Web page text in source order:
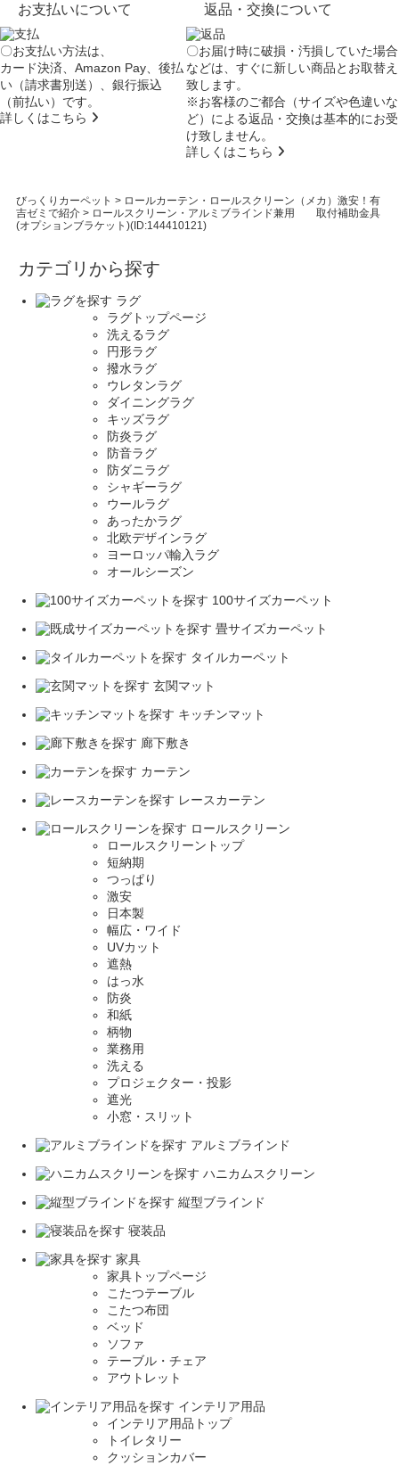
お支払いについて
〇お支払い方法は、
カード決済、Amazon Pay、後払
い（請求書別送）、銀行振込
（前払い）です。
詳しくはこちら
返品・交換について
〇お届け時に破損・汚損していた場合
などは、すぐに新しい商品とお取替え
致します。
※お客様のご都合（サイズや色違いな
ど）による返品・交換は基本的にお受
け致しません。
詳しくはこちら
びっくりカーペット > ロールカーテン・ロールスクリーン（メカ）激安！有
吉ゼミで紹介> ロールスクリーン・アルミブラインド兼用 取付補助金具
(オプションブラケット)(ID:144410121)
カテゴリから探す
ラグ
ラグトップページ
洗えるラグ
円形ラグ
撥水ラグ
ウレタンラグ
ダイニングラグ
キッズラグ
防炎ラグ
防音ラグ
防ダニラグ
シャギーラグ
ウールラグ
あったかラグ
北欧デザインラグ
ヨーロッパ輸入ラグ
オールシーズン
100サイズカーペット
畳サイズカーペット
タイルカーペット
玄関マット
キッチンマット
廊下敷き
カーテン
レースカーテン
ロールスクリーン
ロールスクリーントップ
短納期
つっぱり
激安
日本製
幅広・ワイド
UVカット
遮熱
はっ水
防炎
和紙
柄物
業務用
洗える
プロジェクター・投影
遮光
小窓・スリット
アルミブラインド
ハニカムスクリーン
縦型ブラインド
寝装品
家具
家具トップページ
こたつテーブル
こたつ布団
ベッド
ソファ
テーブル・チェア
アウトレット
インテリア用品
インテリア用品トップ
トイレタリー
クッションカバー